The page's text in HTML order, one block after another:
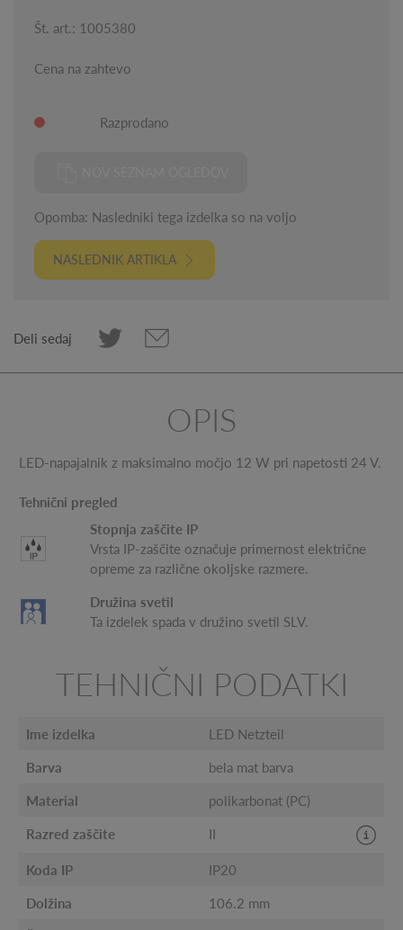
Št. art.: 1005380
Cena na zahtevo
Razprodano
Opomba: Nasledniki tega izdelka so na voljo
NASLEDNIK ARTIKLA
Deli sedaj
OPIS
LED-napajalnik z maksimalno močjo 12 W pri napetosti 24 V.
Tehnični pregled
Stopnja zaščite IP
Vrsta IP-zaščite označuje primernost električne
opreme za različne okoljske razmere.
Družina svetil
Ta izdelek spada v družino svetil SLV.
TEHNIČNI PODATKI
Ime izdelka LED Netzteil
Barva bela mat barva
Material polikarbonat (PC)
Razred zaščite II
Koda IP IP20
Dolžina 106.2 mm